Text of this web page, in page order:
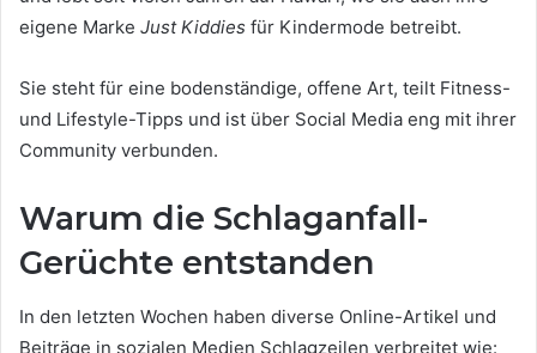
eigene Marke Just Kiddies für Kindermode betreibt.
Sie steht für eine bodenständige, offene Art, teilt Fitness-
und Lifestyle-Tipps und ist über Social Media eng mit ihrer
Community verbunden.
Warum die Schlaganfall-
Gerüchte entstanden
In den letzten Wochen haben diverse Online-Artikel und
Beiträge in sozialen Medien Schlagzeilen verbreitet wie: